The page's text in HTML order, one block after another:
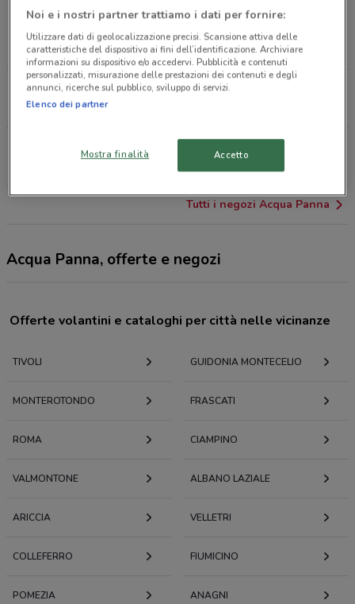
Via Maremmana Inferiore, 189 Guidonia
Montecelio
1.1 km
APERTO
Via Di Villa Adriana, 138 Tivoli
1.2 km
Via Maremmana Inferiore km 2,00 (civ. 86) Tivoli
Tutti i negozi Acqua Panna
Acqua Panna, offerte e negozi
Offerte volantini e cataloghi per città nelle vicinanze
TIVOLI GUIDONIA MONTECELIO
MONTEROTONDO FRASCATI
ROMA CIAMPINO
VALMONTONE ALBANO LAZIALE
ARICCIA VELLETRI
COLLEFERRO FIUMICINO
POMEZIA ANAGNI
Noi e i nostri partner trattiamo i dati per fornire:
Utilizzare dati di geolocalizzazione precisi. Scansione attiva delle
caratteristiche del dispositivo ai fini dell’identificazione. Archiviare
informazioni su dispositivo e/o accedervi. Pubblicità e contenuti
personalizzati, misurazione delle prestazioni dei contenuti e degli
annunci, ricerche sul pubblico, sviluppo di servizi.
Elenco dei partner
Mostra finalità Accetto